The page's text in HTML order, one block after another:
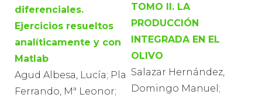
diferenciales.
Ejercicios resueltos
analíticamente y con
Matlab
Agud Albesa, Lucía; Pla
Ferrando, Mª Leonor;
TOMO II. LA
PRODUCCIÓN
INTEGRADA EN EL
OLIVO
Salazar Hernández,
Domingo Manuel;